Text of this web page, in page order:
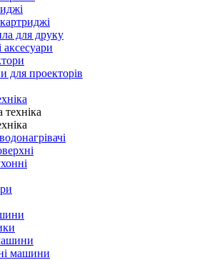
для друку
для проекторів
машини